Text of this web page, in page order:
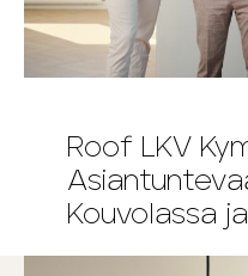
Roof LKV
Kouvolassa